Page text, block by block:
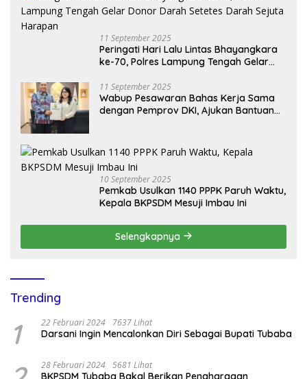
11 September 2025
Peringati Hari Lalu Lintas Bhayangkara
ke-70, Polres Lampung Tengah Gelar
Harapan
11 September 2025
Wabup Pesawaran Bahas Kerja Sama
dengan Pemprov DKI, Ajukan Bantuan
10 September 2025
Pemkab Usulkan 1140 PPPK Paruh Waktu,
Kepala BKPSDM Mesuji Imbau Ini
Selengkapnya
Trending
1 22 Februari 2024 7637 Lihat
Darsani Ingin Mencalonkan Diri Sebagai Bupati Tubaba
28 Februari 2024 5681 Lihat
BKPSDM Tubaba Bakal Berikan Penghargaan